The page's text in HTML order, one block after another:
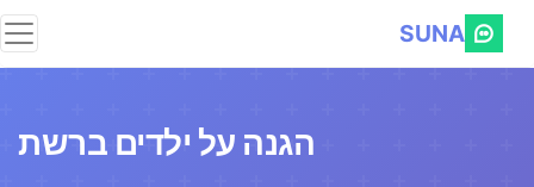
SUNA
הגנה על ילדים ברשת